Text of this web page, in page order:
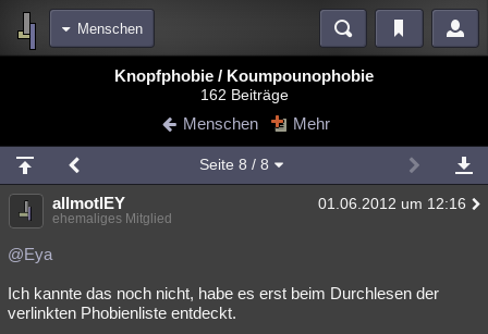
Menschen
Blogs Videos
Chat Wiki Neuigkeiten
meine Rubriken
Menschen Wissenschaft Mystery Kriminalfälle
Spiritualität
Natur Umfragen Unterhaltung
Knopfphobie / Koumpounophobie
162 Beiträge
Menschen Mehr
Seite 8 / 8
allmotlEY 01.06.2012 um 12:16
ehemaliges Mitglied
@Eya
Ich kannte das noch nicht, habe es erst beim Durchlesen der
verlinkten Phobienliste entdeckt.